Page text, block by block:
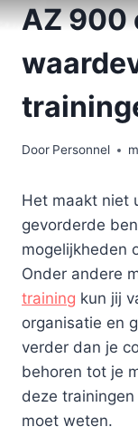
AZ 900
Door Personnel
Het maakt niet
gevorderde
mogelijkheden
Onder andere
training kun jij
organisatie en
verder dan je
behoren tot je
deze
moet weten.